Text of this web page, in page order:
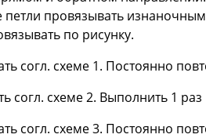
петли провязывать
по рисунку.
согл. схеме 1. Постоянно
согл. схеме 2. Выполнить 1
согл. схеме 3. Постоянно